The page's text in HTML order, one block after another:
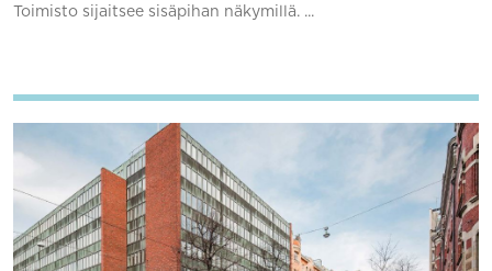
Toimisto sijaitsee sisäpihan näkymillä. ...